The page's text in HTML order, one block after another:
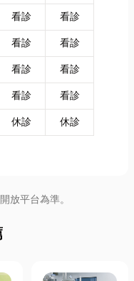
看診
看診
看診
看診
看診
看診
看診
看診
休診 休診
放平台為準。